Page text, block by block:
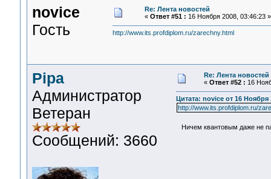
novice
Гость
Re: Лента новостей
« Ответ #51 : 16 Ноября 2008, 03:46:23 »
http://www.its.profdiplom.ru/zarechny.html
Pipa
Администратор
Ветеран
Сообщений: 3660
Re: Лента новостей
« Ответ #52 : 16
Цитата: novice от 16 Ноября
http://www.its.profdiplom.ru/
Ничем квантовым даже не